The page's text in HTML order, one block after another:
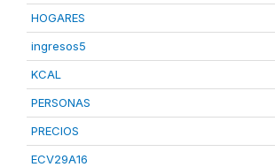
HOGARES
ingresos5
KCAL
PERSONAS
PRECIOS
ECV29A16